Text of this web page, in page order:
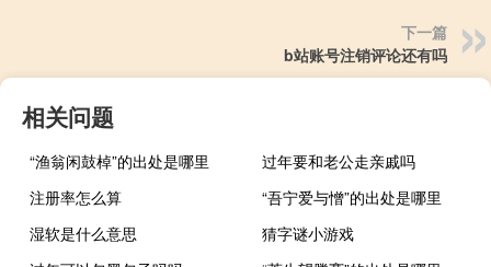
下一篇
b站账号注销评论还有吗
相关问题
“渔翁闲鼓棹”的出处是哪里
过年要和老公走亲戚吗
注册率怎么算
“吾宁爱与憎”的出处是哪里
湿软是什么意思
猜字谜小游戏